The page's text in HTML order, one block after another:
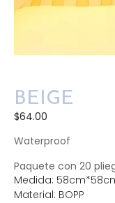
BEIGE
$64.00
Waterproof
Paquete con 20
Medida:
Material: BOPP